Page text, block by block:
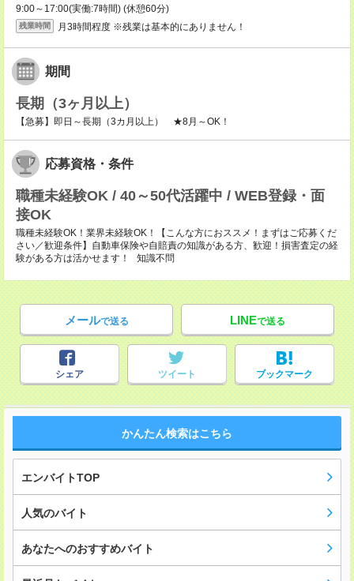
9:00～17:00(実働:7時間) (休憩60分)
残業時間 月3時間程度 ※残業は基本的にありません！
期間
長期（3ヶ月以上）
【急募】即日～長期（3カ月以上） ★8月～OK！
応募資格・条件
職種未経験OK / 40～50代活躍中 / WEB登録・面
接OK
職種未経験OK！業界未経験OK！【こんな方におススメ！まずはご応募くだ
さい／歓迎条件】自動車保険や自賠責の知識がある方、歓迎！損害査定の経
験がある方は活かせます！ 知識不問
メールで送る LINEで送る
シェア ツイート ブックマーク
かんたん検索はこちら
エンバイトTOP
人気のバイト
あなたへのおすすめバイト